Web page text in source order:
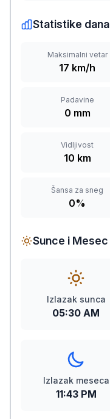
Statistike dana
Maksimalni vetar
17 km/h
Padavine
0 mm
Vidljivost
10 km
Šansa za sneg
0%
Sunce i Mesec
Izlazak sunca
05:30 AM
Izlazak meseca
11:43 PM